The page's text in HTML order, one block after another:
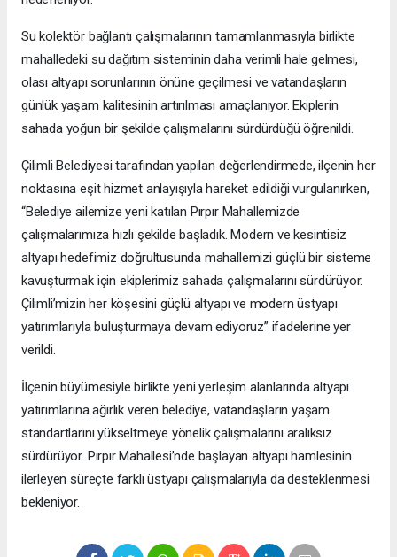
Su kolektör bağlantı çalışmalarının tamamlanmasıyla birlikte
mahalledeki su dağıtım sisteminin daha verimli hale gelmesi,
olası altyapı sorunlarının önüne geçilmesi ve vatandaşların
günlük yaşam kalitesinin artırılması amaçlanıyor. Ekiplerin
sahada yoğun bir şekilde çalışmalarını sürdürdüğü öğrenildi.
Çilimli Belediyesi tarafından yapılan değerlendirmede, ilçenin her
noktasına eşit hizmet anlayışıyla hareket edildiği vurgulanırken,
“Belediye ailemize yeni katılan Pırpır Mahallemizde
çalışmalarımıza hızlı şekilde başladık. Modern ve kesintisiz
altyapı hedefimiz doğrultusunda mahallemizi güçlü bir sisteme
kavuşturmak için ekiplerimiz sahada çalışmalarını sürdürüyor.
Çilimli’mizin her köşesini güçlü altyapı ve modern üstyapı
yatırımlarıyla buluşturmaya devam ediyoruz” ifadelerine yer
verildi.
İlçenin büyümesiyle birlikte yeni yerleşim alanlarında altyapı
yatırımlarına ağırlık veren belediye, vatandaşların yaşam
standartlarını yükseltmeye yönelik çalışmalarını aralıksız
sürdürüyor. Pırpır Mahallesi’nde başlayan altyapı hamlesinin
ilerleyen süreçte farklı üstyapı çalışmalarıyla da desteklenmesi
bekleniyor.